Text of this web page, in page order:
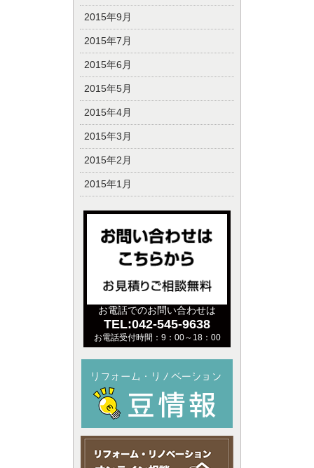
2015年9月
2015年7月
2015年6月
2015年5月
2015年4月
2015年3月
2015年2月
2015年1月
お電話でのお問い合わせは
TEL:042-545-9638
お電話受付時間：9：00～18：00